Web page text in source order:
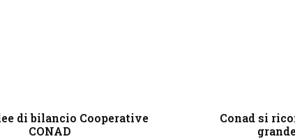
di bilancio Cooperative
CONAD
Conad si